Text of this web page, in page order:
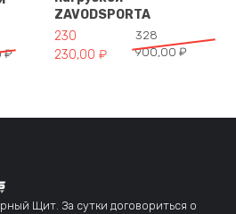
₽ 364 550,00 ₽.
₽.
ZAVODSPORTA
328
900,00 ₽
Первоначальная цена
230
230,00 ₽
Текущая цена: 230 230,00 ₽.
Щит. За сутки договориться о